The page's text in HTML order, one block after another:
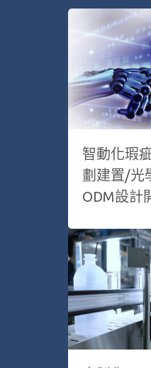
智動化瑕
劃建置/光
ODM設計